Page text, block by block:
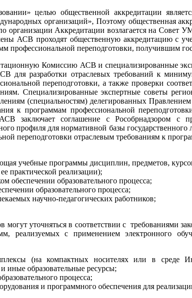
целью общественной аккредитации
организаций», Поэтому общественная
организации Аккредитации возлагается на
проходят общественную аккредитацию с
профессиональной переподготовки, получившим
Комиссию АСВ и специализированные
для разработки отраслевых требований к
переподготовки, а также проверки
Специализированные экспертные советы
(специальностям) делегированных
к программам профессиональной
заключает соглашение с Рособрнадзором
профиля для нормативной базы
переподготовки отраслевым требованиям к
учебные программы дисциплин, предметов,
практической реализации);
обеспечении образовательного процесса;
образовательного процесса;
научно-педагогических работников;
уточняться в соответствии с требованиями
реализуемых с применением электронного
(на компактных носителях или в среде
иные образовательные ресурсы;
процесса;
и программного обеспечения для